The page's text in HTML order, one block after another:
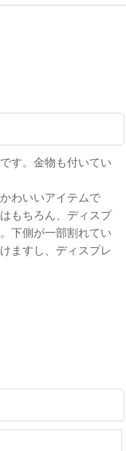
す。金物も付いてい
わいいアイテムで
もちろん、ディスプ
下側が一部割れてい
ますし、ディスプレ